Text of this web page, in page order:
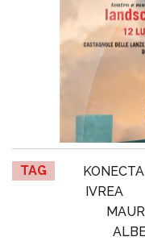
TAG KONECTA
IVREA